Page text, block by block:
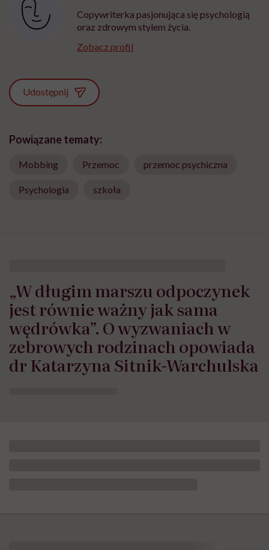
Copywriterka pasjonująca się psychologią
oraz zdrowym stylem życia.
Zobacz profil
Udostępnij
Powiązane tematy:
Mobbing Przemoc przemoc psychiczna
Psychologia szkoła
„W długim marszu odpoczynek
jest równie ważny jak sama
wędrówka”. O wyzwaniach w
zebrowych rodzinach opowiada
dr Katarzyna Sitnik-Warchulska